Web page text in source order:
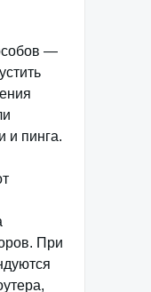
—
и пинга.
При